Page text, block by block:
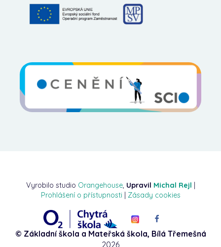
Vyrobilo studio Orangehouse, Upravil Michal Rejl |
Prohlášení o přístupnosti | Zásady cookies
© Základní škola a Mateřská škola, Bílá Třemešná
2026